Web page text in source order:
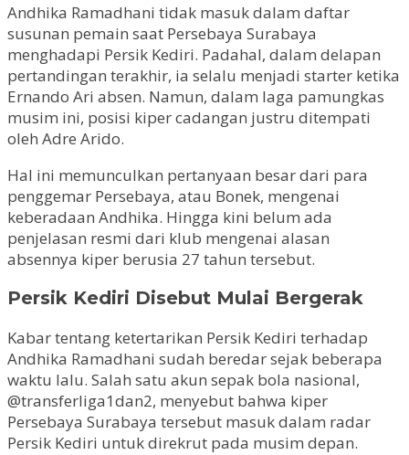
Andhika Ramadhani tidak masuk dalam daftar
susunan pemain saat Persebaya Surabaya
menghadapi Persik Kediri. Padahal, dalam delapan
pertandingan terakhir, ia selalu menjadi starter ketika
Ernando Ari absen. Namun, dalam laga pamungkas
musim ini, posisi kiper cadangan justru ditempati
oleh Adre Arido.
Hal ini memunculkan pertanyaan besar dari para
penggemar Persebaya, atau Bonek, mengenai
keberadaan Andhika. Hingga kini belum ada
penjelasan resmi dari klub mengenai alasan
absennya kiper berusia 27 tahun tersebut.
Persik Kediri Disebut Mulai Bergerak
Kabar tentang ketertarikan Persik Kediri terhadap
Andhika Ramadhani sudah beredar sejak beberapa
waktu lalu. Salah satu akun sepak bola nasional,
@transferliga1dan2, menyebut bahwa kiper
Persebaya Surabaya tersebut masuk dalam radar
Persik Kediri untuk direkrut pada musim depan.